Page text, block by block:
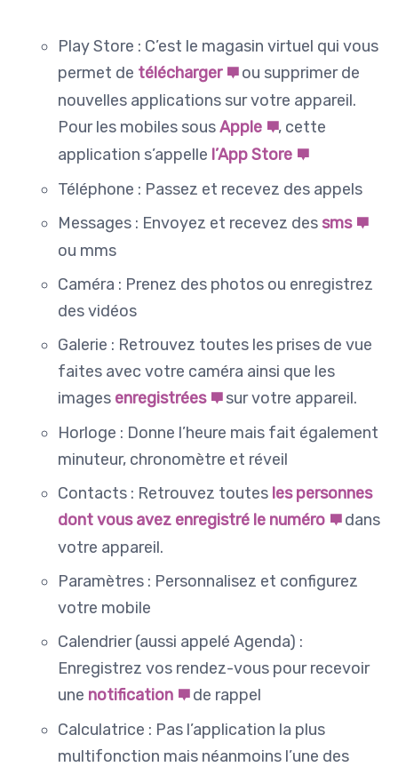
Play Store : C’est le magasin virtuel qui vous
permet de télécharger
ou supprimer de
nouvelles applications sur votre appareil.
Pour les mobiles sousApple
, cette
application s’appelle l’App Store
Téléphone : Passez et recevez des appels
Messages : Envoyez et recevez dessms
ou mms
Caméra : Prenez des photos ou enregistrez
des vidéos
Galerie : Retrouvez toutes les prises de vue
faites avec votre caméra ainsi que les
images enregistrées
sur votre appareil.
Horloge : Donne l’heure mais fait également
minuteur, chronomètre et réveil
Contacts : Retrouvez toutes les personnes
dont vous avez enregistré le numéro
dans
votre appareil.
Paramètres : Personnalisez et configurez
votre mobile
Calendrier (aussi appelé Agenda) :
Enregistrez vos rendez-vous pour recevoir
une notification
de rappel
Calculatrice : Pas l’application la plus
multifonction mais néanmoins l’une des